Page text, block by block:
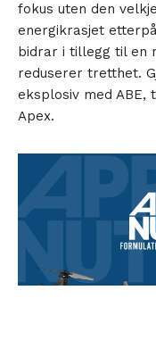
fokus uten den
energikrasjet
bidrar i tillegg til en
reduserer tretthet.
eksplosiv med ABE,
Apex.